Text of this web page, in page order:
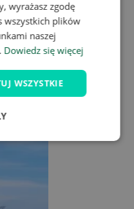
wyrażasz zgodę
wszystkich plików
naszej
Dowiedz się więcej
WSZYSTKIE